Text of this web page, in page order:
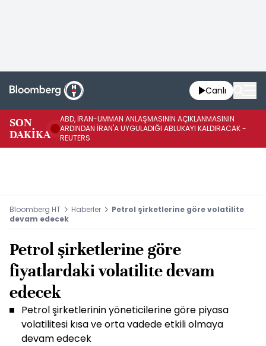
Canlı
SON
DAKİKA
ABD, İRAN-UMMAN ANLAŞMASININ AÇIKLANMASININ
ARDINDAN İRAN'A UYGULADIĞI ABLUKAYI KALDIRACAK -
REUTERS
Bloomberg HT Haberler
Petrol şirketlerine göre volatilite
devam edecek
Petrol şirketlerine göre
fiyatlardaki volatilite devam
edecek
Petrol şirketlerinin yöneticilerine göre piyasa
volatilitesi kısa ve orta vadede etkili olmaya
devam edecek